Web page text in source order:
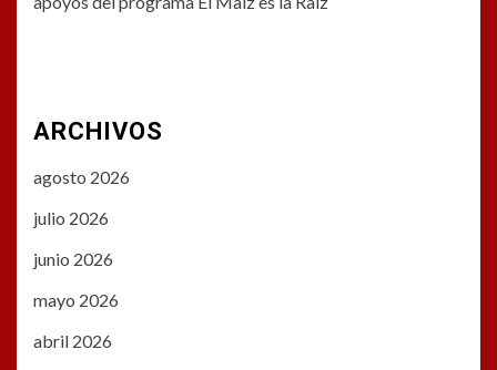
ARCHIVOS
agosto 2026
julio 2026
junio 2026
mayo 2026
abril 2026